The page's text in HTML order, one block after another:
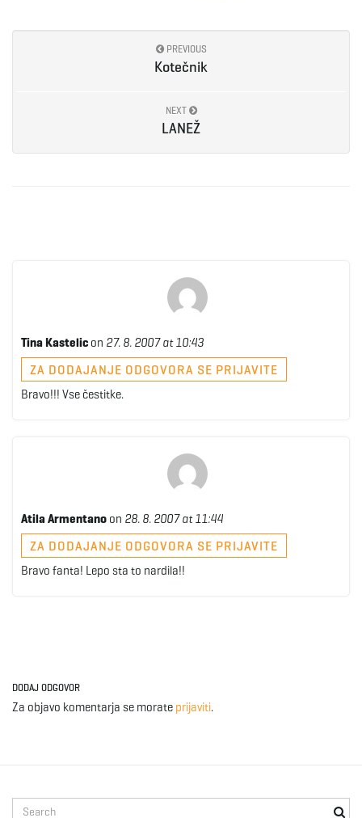
PREVIOUS
Kotečnik
NEXT
LANEŽ
Tina Kastelic on 27. 8. 2007 at 10:43
ZA DODAJANJE ODGOVORA SE PRIJAVITE
Bravo!!! Vse čestitke.
Atila Armentano on 28. 8. 2007 at 11:44
ZA DODAJANJE ODGOVORA SE PRIJAVITE
Bravo fanta! Lepo sta to nardila!!
DODAJ ODGOVOR
Za objavo komentarja se morate prijaviti.